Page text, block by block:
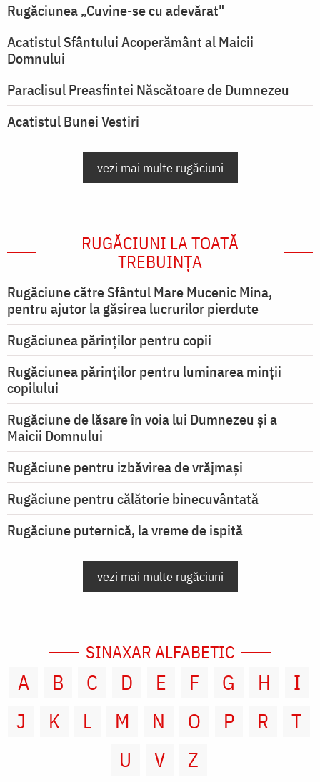
Rugăciunea „Cuvine-se cu adevărat"
Acatistul Sfântului Acoperământ al Maicii
Domnului
Paraclisul Preasfintei Născătoare de Dumnezeu
Acatistul Bunei Vestiri
vezi mai multe rugăciuni
RUGĂCIUNI LA TOATĂ
TREBUINȚA
Rugăciune către Sfântul Mare Mucenic Mina,
pentru ajutor la găsirea lucrurilor pierdute
Rugăciunea părinților pentru copii
Rugăciunea părinților pentru luminarea minţii
copilului
Rugăciune de lăsare în voia lui Dumnezeu şi a
Maicii Domnului
Rugăciune pentru izbăvirea de vrăjmași
Rugăciune pentru călătorie binecuvântată
Rugăciune puternică, la vreme de ispită
vezi mai multe rugăciuni
SINAXAR ALFABETIC
A B C D E F G H
I
J
K L M N O P R
T
U
V Z